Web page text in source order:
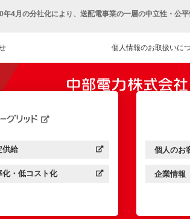
年4月の分社化により、 送配電事業の一層の中立性・公平
個人情報のお取扱いに
力パワーグリッド：
供給
しいウィンドウを開きます）
力パワーグリッド：
化・低コスト化
しいウィンドウを開きます）
中部電力
個人のお
（新しい
中部電力
企業情報
（新しい